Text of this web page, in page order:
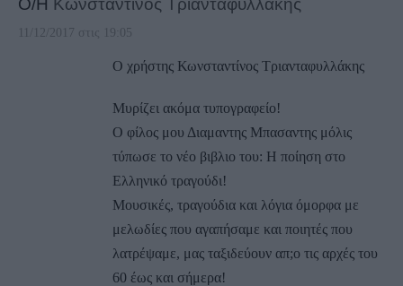
11/12/2017 στις 19:05
Ο χρήστης Κωνσταντίνος Τριανταφυλλάκης
Μυρίζει ακόμα τυπογραφείο!
Ο φίλος μου Διαμαντης Μπασαντης μόλις
τύπωσε το νέο βιβλιο του: Η ποίηση στο
Ελληνικό τραγούδι!
Μουσικές, τραγούδια και λόγια όμορφα με
μελωδίες που αγαπήσαμε και ποιητές που
λατρέψαμε, μας ταξιδεύουν απ;o τις αρχές του
60 έως και σήμερα!